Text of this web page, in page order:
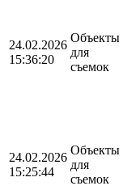
24.02.2026
15:36:20
Объекты
для
съемок
24.02.2026
15:25:44
Объекты
для
съемок